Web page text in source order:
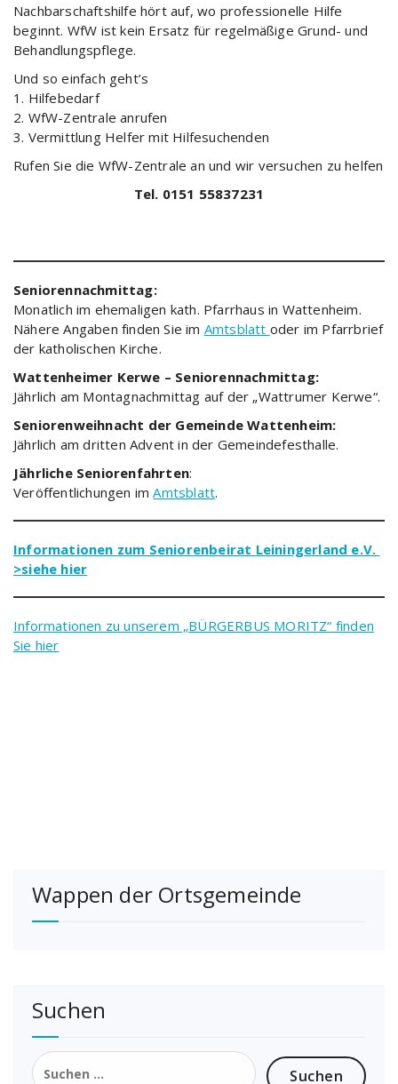
Nachbarschaftshilfe hört auf, wo professionelle Hilfe
beginnt. WfW ist kein Ersatz für regelmäßige Grund- und
Behandlungspflege.
Und so einfach geht’s
1. Hilfebedarf
2. WfW-Zentrale anrufen
3. Vermittlung Helfer mit Hilfesuchenden
Rufen Sie die WfW-Zentrale an und wir versuchen zu helfen
Tel. 0151 55837231
Seniorennachmittag:
Monatlich im ehemaligen kath. Pfarrhaus in Wattenheim.
Nähere Angaben finden Sie im Amtsblatt oder im Pfarrbrief
der katholischen Kirche.
Wattenheimer Kerwe – Seniorennachmittag:
Jährlich am Montagnachmittag auf der „Wattrumer Kerwe“.
Seniorenweihnacht der Gemeinde Wattenheim:
Jährlich am dritten Advent in der Gemeindefesthalle.
Jährliche Seniorenfahrten:
Veröffentlichungen imAmtsblatt.
Informationen zum Seniorenbeirat Leiningerland e.V.
>siehe hier
Informationen zu unserem „BÜRGERBUS MORITZ“ finden
Sie hier
Wappen der Ortsgemeinde
Suchen
Suchen
nach: